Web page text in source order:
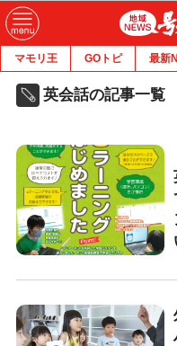
マモリ王 GOトピ 最新
英会話の記事一覧